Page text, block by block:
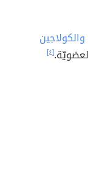
والكولاجين
[٤]